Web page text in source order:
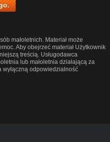
małoletnich. Materiał może
Aby obejrzeć materiał Użytkownik
treścią. Usługodawca
lub małoletnia działającą za
odpowiedzialność